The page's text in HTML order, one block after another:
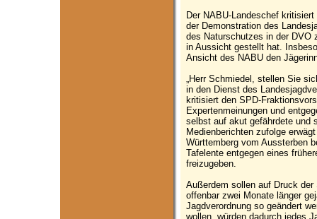
Der NABU-Landeschef
der Demonstration des
des Naturschutzes in der DVO
in Aussicht gestellt hat.
Ansicht des NABU den
„Herr Schmiedel, stellen Sie
in den Dienst des
kritisiert den SPD-
Expertenmeinungen und
selbst auf akut gefährdete und
Medienberichten zufolge
Württemberg vom Aussterben
Tafelente entgegen eines
freizugeben.
Außerdem sollen auf Druck
offenbar zwei Monate länger
Jagdverordnung so geändert
wollen, würden dadurch jedes